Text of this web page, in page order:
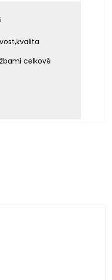
obchodu je 5 z 5 hvězdiček.
celkově